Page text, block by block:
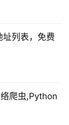
列表，免费
爬虫,Python